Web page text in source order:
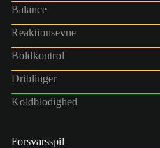
Balance
Reaktionsevne
Boldkontrol
Driblinger
Koldblodighed
Forsvarsspil